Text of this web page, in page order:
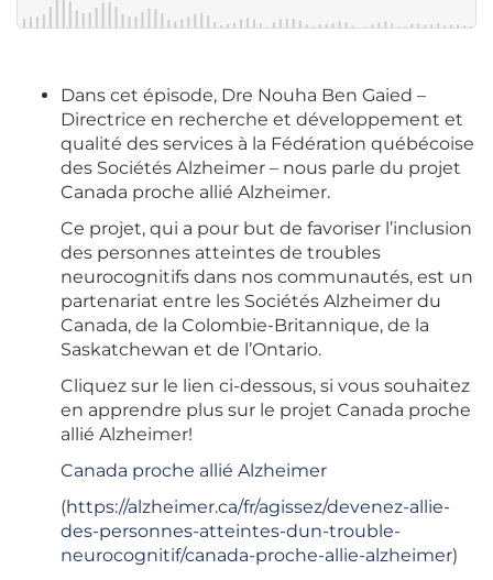
Dans cet épisode, Dre Nouha Ben Gaied –
Directrice en recherche et développement et
qualité des services à la Fédération québécoise
des Sociétés Alzheimer – nous parle du projet
Canada proche allié Alzheimer.
Ce projet, qui a pour but de favoriser l’inclusion
des personnes atteintes de troubles
neurocognitifs dans nos communautés, est un
partenariat entre les Sociétés Alzheimer du
Canada, de la Colombie-Britannique, de la
Saskatchewan et de l’Ontario.
Cliquez sur le lien ci-dessous, si vous souhaitez
en apprendre plus sur le projet Canada proche
allié Alzheimer!
Canada proche allié Alzheimer
(https://alzheimer.ca/fr/agissez/devenez-allie-
des-personnes-atteintes-dun-trouble-
neurocognitif/canada-proche-allie-alzheimer)